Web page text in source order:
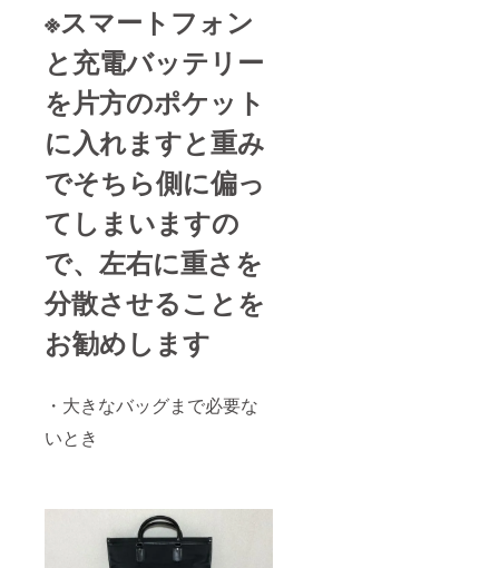
※スマートフォン
と充電バッテリー
を片方のポケット
に入れますと重み
でそちら側に偏っ
てしまいますの
で、左右に重さを
分散させることを
お勧めします
・大きなバッグまで必要な
いとき